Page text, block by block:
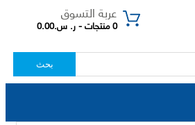
عربة التسوق
0 منتجات - ر. س.0.00
بحث